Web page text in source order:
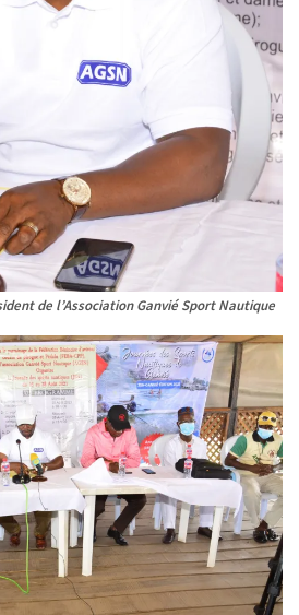
de l’Association Ganvié Sport Nautique